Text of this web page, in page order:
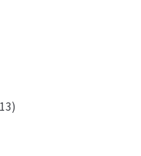
1313